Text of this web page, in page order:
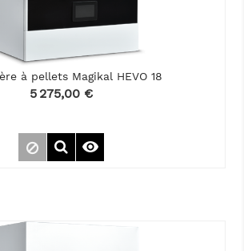
à pellets Magikal HEVO 18
Prix
5 275,00 €
